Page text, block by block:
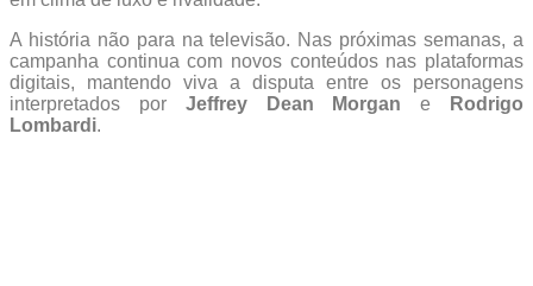
A história não para na televisão. Nas próximas semanas, a
campanha continua com novos conteúdos nas plataformas
digitais, mantendo viva a disputa entre os personagens
interpretados por Jeffrey Dean Morgan e
Rodrigo
Lombardi.